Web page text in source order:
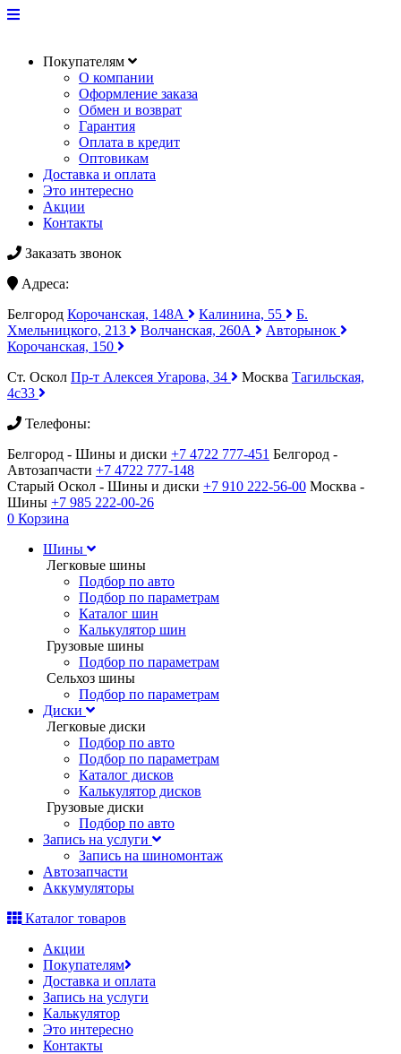
Покупателям
О компании
Оформление заказа
Обмен и возврат
Гарантия
Оплата в кредит
Оптовикам
Доставка и оплата
Это интересно
Акции
Контакты
Заказать звонок
Адреса:
Белгород Корочанская, 148А Калинина, 55
Б.
Хмельницкого, 213
Волчанская, 260А
Авторынок
Корочанская, 150
Ст. Оскол Пр-т Алексея Угарова, 34 Москва Тагильская,
4с33
Телефоны:
Белгород - Шины и диски +7 4722 777-451 Белгород -
Автозапчасти +7 4722 777-148
Старый Оскол - Шины и диски +7 910 222-56-00 Москва -
Шины +7 985 222-00-26
0 Корзина
Шины
Легковые шины
Подбор по авто
Подбор по параметрам
Каталог шин
Калькулятор шин
Грузовые шины
Подбор по параметрам
Сельхоз шины
Подбор по параметрам
Диски
Легковые диски
Подбор по авто
Подбор по параметрам
Каталог дисков
Калькулятор дисков
Грузовые диски
Подбор по авто
Запись на услуги
Запись на шиномонтаж
Автозапчасти
Аккумуляторы
Каталог товаров
Акции
Покупателям
Доставка и оплата
Запись на услуги
Калькулятор
Это интересно
Контакты